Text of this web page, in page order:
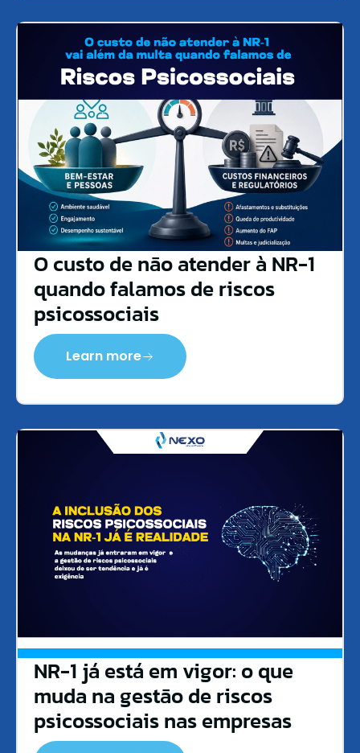
O custo de não atender à NR-1
quando falamos de riscos
psicossociais
Learn more
NR-1 já está em vigor: o que
muda na gestão de riscos
psicossociais nas empresas